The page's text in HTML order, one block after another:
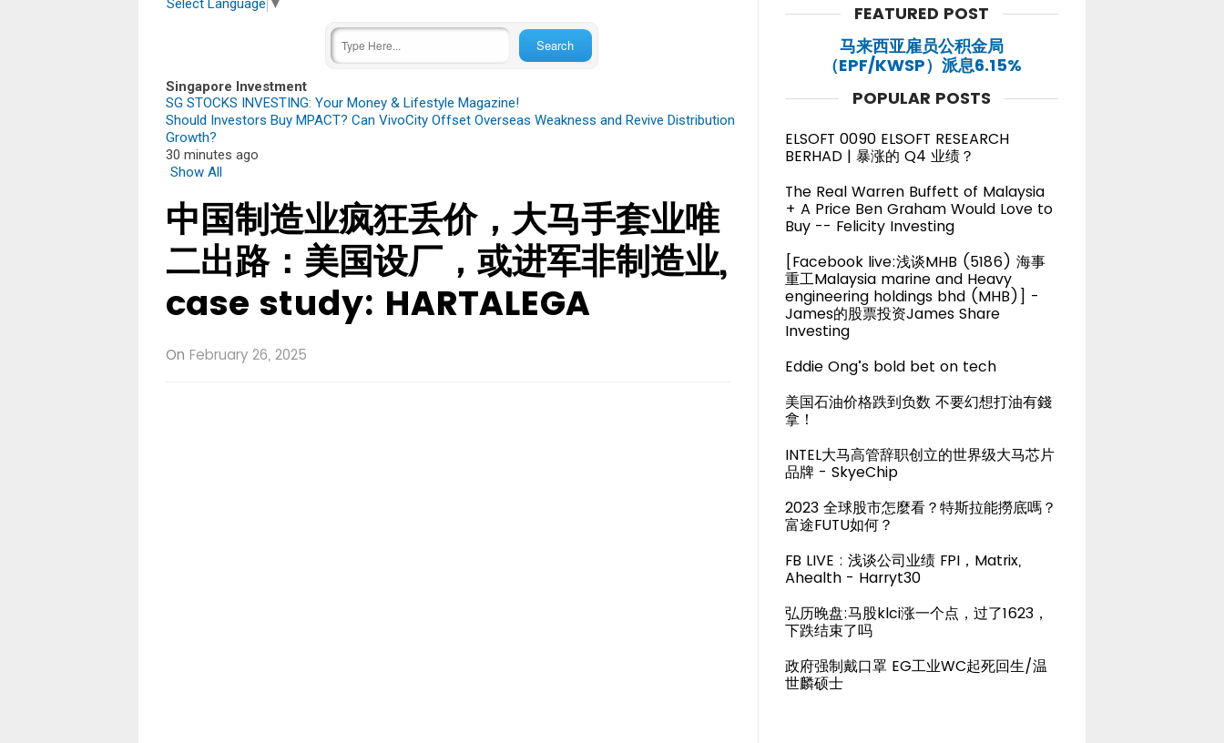
Singapore Investment
SG STOCKS INVESTING: Your Money & Lifestyle Magazine!
Should Investors Buy MPACT? Can VivoCity Offset Overseas Weakness and Revive Distribution
Growth?
30 minutes ago
Show All
中国制造业疯狂丢价，大马手套业唯
二出路：美国设厂，或进军非制造业,
case study: HARTALEGA
On February 26, 2025
FEATURED POST
马来西亚雇员公积金局
（EPF/KWSP）派息6.15%
POPULAR POSTS
ELSOFT 0090 ELSOFT RESEARCH
BERHAD | 暴涨的 Q4 业绩？
The Real Warren Buffett of Malaysia
+ A Price Ben Graham Would Love to
Buy -- Felicity Investing
[Facebook live:浅谈MHB (5186) 海事
重工Malaysia marine and Heavy
engineering holdings bhd (MHB)] -
James的股票投资James Share
Investing
Eddie Ong’s bold bet on tech
美国石油价格跌到负数 不要幻想打油有錢
拿！
INTEL大马高管辞职创立的世界级大马芯片
品牌 - SkyeChip
2023 全球股市怎麼看？特斯拉能撈底嗎？
富途FUTU如何？
FB LIVE : 浅谈公司业绩 FPI，Matrix,
Ahealth - Harryt30
弘历晚盘:马股klci涨一个点，过了1623，
下跌结束了吗
政府强制戴口罩 EG工业WC起死回生/温
世麟硕士